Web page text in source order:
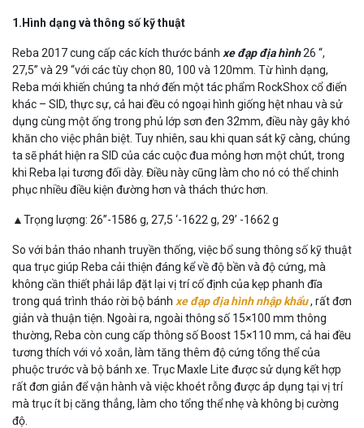
1.Hình dạng và thông số kỹ thuật
Reba 2017 cung cấp các kích thước bánh xe đạp địa hình26 “,
27,5” và 29 “với các tùy chọn 80, 100 và 120mm. Từ hình dạng,
Reba mới khiến chúng ta nhớ đến một tác phẩm RockShox cổ điển
khác – SID, thực sự, cả hai đều có ngoại hình giống hệt nhau và sử
dụng cùng một ống trong phủ lớp sơn đen 32mm, điều này gây khó
khăn cho việc phân biệt. Tuy nhiên, sau khi quan sát kỹ càng, chúng
ta sẽ phát hiện ra SID của các cuộc đua mỏng hơn một chút, trong
khi Reba lại tương đối dày. Điều này cũng làm cho nó có thể chinh
phục nhiều điều kiện đường hơn và thách thức hơn.
▲Trọng lượng: 26”-1586 g, 27,5 ‘-1622 g, 29’ -1662 g
So với bản tháo nhanh truyền thống, việc bổ sung thông số kỹ thuật
qua trục giúp Reba cải thiện đáng kể về độ bền và độ cứng, mà
không cần thiết phải lắp đặt lại vị trí cố định của kẹp phanh đĩa
trong quá trình tháo rời bộ bánh xe đạp địa hình nhập khẩu, rất đơn
giản và thuận tiện. Ngoài ra, ngoài thông số 15×100 mm thông
thường, Reba còn cung cấp thông số Boost 15×110 mm, cả hai đều
tương thích với vỏ xoắn, làm tăng thêm độ cứng tổng thể của
phuộc trước và bộ bánh xe. Trục Maxle Lite được sử dụng kết hợp
rất đơn giản để vận hành và việc khoét rỗng được áp dụng tại vị trí
mà trục ít bị căng thẳng, làm cho tổng thể nhẹ và không bị cường
độ.